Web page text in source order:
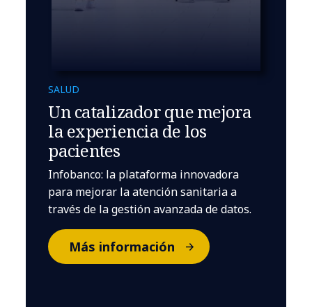
SALUD
Un catalizador que mejora
la experiencia de los
pacientes
Infobanco: la plataforma innovadora
para mejorar la atención sanitaria a
través de la gestión avanzada de datos.
Más información